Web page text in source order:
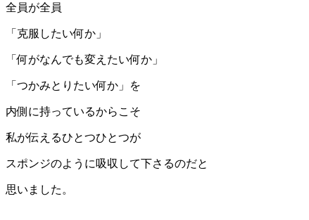
全員が全員
「克服したい何か」
「何がなんでも変えたい何か」
「つかみとりたい何か」を
内側に持っているからこそ
私が伝えるひとつひとつが
スポンジのように吸収して下さるのだと
思いました。